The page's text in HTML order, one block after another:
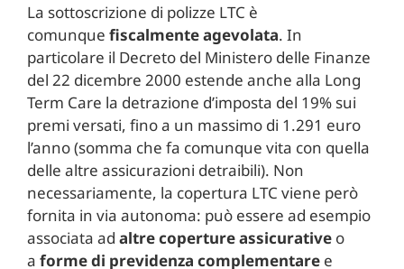
La sottoscrizione di polizze LTC è
comunque fiscalmente agevolata. In
particolare il Decreto del Ministero delle Finanze
del 22 dicembre 2000 estende anche alla Long
Term Care la detrazione d’imposta del 19% sui
premi versati, fino a un massimo di 1.291 euro
l’anno (somma che fa comunque vita con quella
delle altre assicurazioni detraibili). Non
necessariamente, la copertura LTC viene però
fornita in via autonoma: può essere ad esempio
associata ad altre coperture assicurativeo
a forme di previdenza complementaree